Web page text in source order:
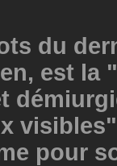
du
est la
pour